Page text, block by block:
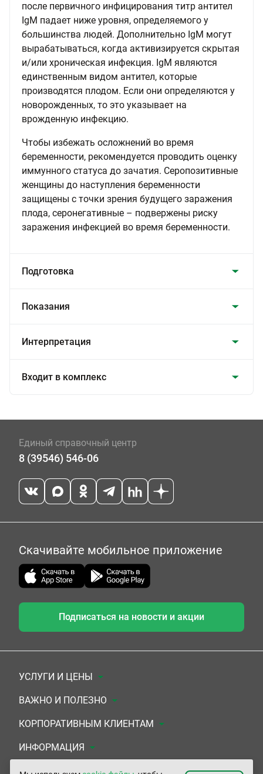
после первичного инфицирования титр антител
IgM падает ниже уровня, определяемого у
большинства людей. Дополнительно IgM могут
вырабатываться, когда активизируется скрытая
и/или хроническая инфекция. IgM являются
единственным видом антител, которые
производятся плодом. Если они определяются у
новорожденных, то это указывает на
врожденную инфекцию.
Чтобы избежать осложнений во время
беременности, рекомендуется проводить оценку
иммунного статуса до зачатия. Серопозитивные
женщины до наступления беременности
защищены с точки зрения будущего заражения
плода, серонегативные – подвержены риску
заражения инфекцией во время беременности.
Подготовка
Показания
Интерпретация
Входит в комплекс
Единый справочный центр
8 (39546) 546-06
Скачивайте мобильное приложение
Подписаться на новости и акции
УСЛУГИ И ЦЕНЫ
Анализы
Комплексы
УЗИ
ЭКГ/Холтер/СМАД
ВАЖНО И ПОЛЕЗНО
Документы для заключения договора
Система скидок
Подарочные сертификаты
КОРПОРАТИВНЫМ КЛИЕНТАМ
Медицинским организациям
Прочим организациям
ИНФОРМАЦИЯ
О Компании